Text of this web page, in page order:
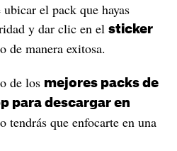
el pack que hayas
y dar clic en el sticker
de manera exitosa.
de los mejores packs de
para descargar en
que enfocarte en una